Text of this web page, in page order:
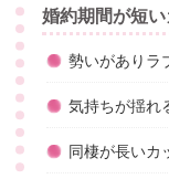
婚約期間が短
勢いがありラ
気持ちが揺れ
同棲が長いカ